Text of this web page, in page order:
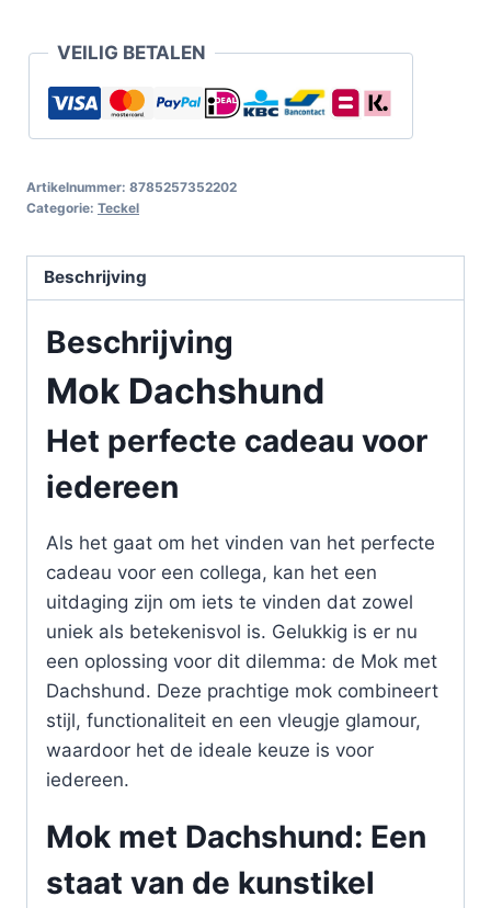
VEILIG BETALEN
Artikelnummer: 8785257352202
Categorie: Teckel
Beschrijving
Beschrijving
Mok Dachshund
Het perfecte cadeau voor
iedereen
Als het gaat om het vinden van het perfecte
cadeau voor een collega, kan het een
uitdaging zijn om iets te vinden dat zowel
uniek als betekenisvol is. Gelukkig is er nu
een oplossing voor dit dilemma: de Mok met
Dachshund. Deze prachtige mok combineert
stijl, functionaliteit en een vleugje glamour,
waardoor het de ideale keuze is voor
iedereen.
Mok met Dachshund: Een
staat van de kunstikel